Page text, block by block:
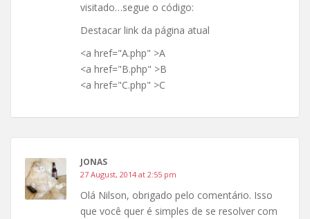
visitado…segue o código:
Destacar link da página atual
<a href="A.php" >A
<a href="B.php" >B
<a href="C.php" >C
JONAS
27 August, 2014 at 2:55 pm
Olá Nilson, obrigado pelo comentário. Isso
que você quer é simples de se resolver com